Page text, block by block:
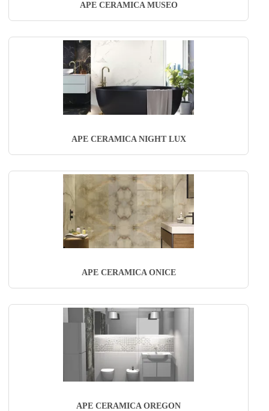
APE CERAMICA MUSEO
APE CERAMICA NIGHT LUX
APE CERAMICA ONICE
APE CERAMICA OREGON